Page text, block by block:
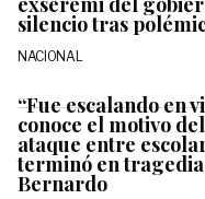
silencio tras
NACIONAL
“Fue escalando en
conoce el motivo
ataque entre
terminó en tragedia
Bernardo